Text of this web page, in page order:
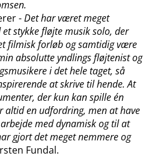
-Det har været meget
stykke fløjte musik solo, der
filmisk forløb og samtidig være
absolutte yndlings fløjtenist og
i det hele taget, så
at skrive til hende. At
der kun kan spille én
altid en udfordring, men at have
med dynamisk og til at
gjort det meget nemmere og
Fundal.